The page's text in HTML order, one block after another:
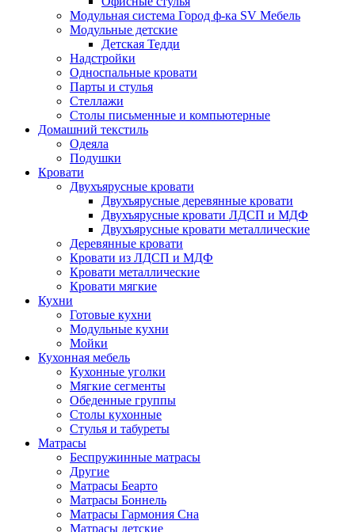
Модульная система Город ф-ка SV Мебель
Модульные детские
Детская Тедди
Надстройки
Односпальные кровати
Парты и стулья
Стеллажи
Столы письменные и компьютерные
Домашний текстиль
Одеяла
Подушки
Кровати
Двухъярусные кровати
Двухъярусные деревянные кровати
Двухъярусные кровати ЛДСП и МДФ
Двухъярусные кровати металлические
Деревянные кровати
Кровати из ЛДСП и МДФ
Кровати металлические
Кровати мягкие
Кухни
Готовые кухни
Модульные кухни
Мойки
Кухонная мебель
Кухонные уголки
Мягкие сегменты
Обеденные группы
Столы кухонные
Стулья и табуреты
Матрасы
Беспружинные матрасы
Другие
Матрасы Беарто
Матрасы Боннель
Матрасы Гармония Сна
Матрасы детские